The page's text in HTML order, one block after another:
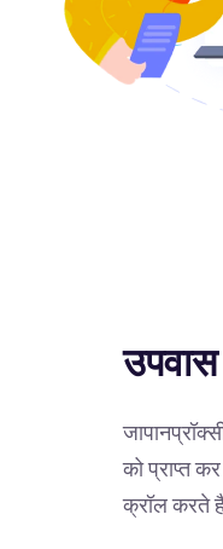
को प्राप्त
क्रॉल करते